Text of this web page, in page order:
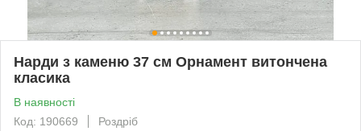
Нарди з каменю 37 см Орнамент витончена
класика
В наявності
Код: 190669
Роздріб